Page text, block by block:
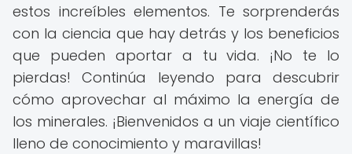
estos increíbles elementos. Te sorprenderás
con la ciencia que hay detrás y los beneficios
que pueden aportar a tu vida. ¡No te lo
pierdas! Continúa leyendo para descubrir
cómo aprovechar al máximo la energía de
los minerales. ¡Bienvenidos a un viaje científico
lleno de conocimiento y maravillas!